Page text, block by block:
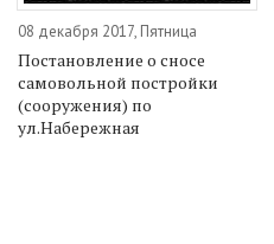
08 декабря 2017, Пятница
Постановление о сносе
самовольной постройки
(сооружения) по
ул.Набережная